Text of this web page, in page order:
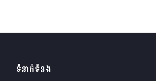
ទំនាក់ទំនង